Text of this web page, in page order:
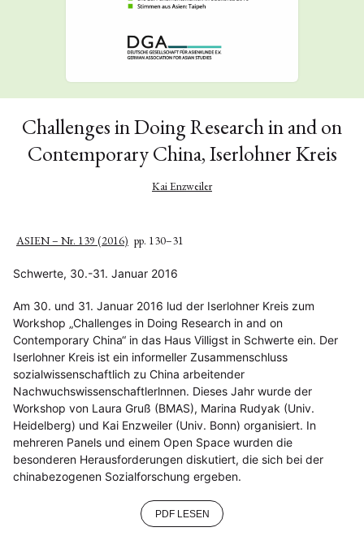
Challenges in Doing Research in and on
Contemporary China, Iserlohner Kreis
Kai Enzweiler
ASIEN – Nr. 139 (2016) pp. 130–31
Schwerte, 30.-31. Januar 2016
Am 30. und 31. Januar 2016 lud der Iserlohner Kreis zum
Workshop „Challenges in Doing Research in and on
Contemporary China“ in das Haus Villigst in Schwerte ein. Der
Iserlohner Kreis ist ein informeller Zusammenschluss
sozialwissenschaftlich zu China arbeitender
Nachwuchswissenschaftlerlnnen. Dieses Jahr wurde der
Workshop von Laura Gruß (BMAS), Marina Rudyak (Univ.
Heidelberg) und Kai Enzweiler (Univ. Bonn) organisiert. In
mehreren Panels und einem Open Space wurden die
besonderen Herausforderungen diskutiert, die sich bei der
chinabezogenen Sozialforschung ergeben.
PDF LESEN